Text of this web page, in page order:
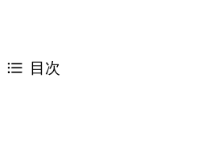
目次